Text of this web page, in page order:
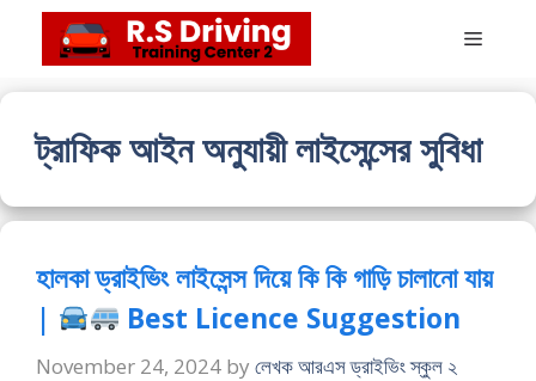
content
Menu
ট্রাফিক আইন অনুযায়ী লাইসেন্সের সুবিধা
হালকা ড্রাইভিং লাইসেন্স দিয়ে কি কি গাড়ি চালানো যায়
|
Best Licence Suggestion
November 24, 2024 by লেখক আরএস ড্রাইভিং স্কুল ২